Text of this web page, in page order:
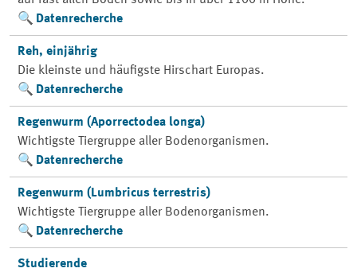
Datenrecherche
Reh, einjährig
Die kleinste und häufigste Hirschart Europas.
Datenrecherche
Regenwurm (Aporrectodea longa)
Wichtigste Tiergruppe aller Bodenorganismen.
Datenrecherche
Regenwurm (Lumbricus terrestris)
Wichtigste Tiergruppe aller Bodenorganismen.
Datenrecherche
Studierende